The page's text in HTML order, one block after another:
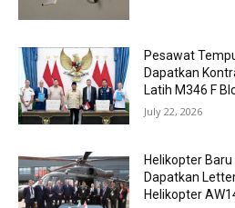
Pesawat
Dapatkan
Latih M346 F
July 22, 2026
Helikopter
Dapatkan
Helikopter